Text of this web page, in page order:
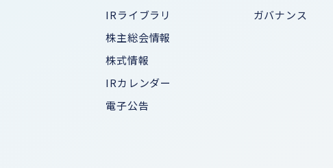
IRライブラリ
株主総会情報
株式情報
IRカレンダー
電子公告
ガバナンス